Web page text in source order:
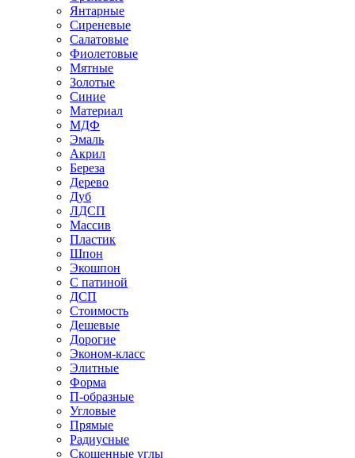
Янтарные
Сиреневые
Салатовые
Фиолетовые
Мятные
Золотые
Синие
Материал
МДФ
Эмаль
Акрил
Береза
Дерево
Дуб
ЛДСП
Массив
Пластик
Шпон
Экошпон
С патиной
ДСП
Стоимость
Дешевые
Дорогие
Эконом-класс
Элитные
Форма
П-образные
Угловые
Прямые
Радиусные
Скошенные углы